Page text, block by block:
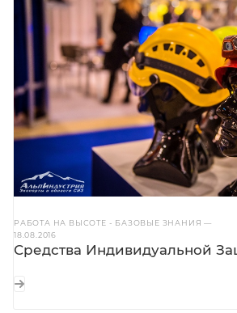
РАБОТА НА ВЫСОТЕ - БАЗОВЫЕ ЗНАНИЯ—
18.08.2016
Средства Индивидуальной